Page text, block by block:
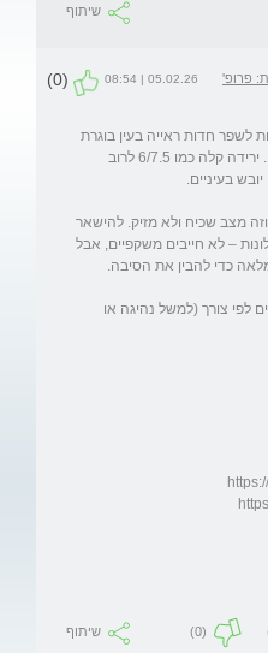
שיתוף
פרופ'
05.02.26 | 08:54
(0)
מוכחת לשפר חדות ראייה בעין בוגרת
בלי משקפיים, עדשות או ניתוח. ירידה קלה כמו 6/7.5 לרוב
מצב שכיח ולא מזיק. להישאר
– לא חייבים משקפיים, אבל
לפי צורך (למשל נהיגה או
(0) שיתוף